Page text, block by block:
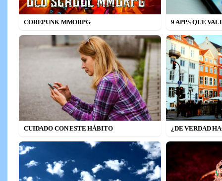
COREPUNK MMORPG 9 APPS QUE
CUIDADO CON ESTE HÁBITO ¿DE VERDAD